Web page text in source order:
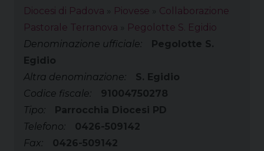
Diocesi di Padova Piovese
Collaborazione
Pastorale Terranova
Pegolotte S. Egidio
Denominazione ufficiale:
Pegolotte S.
Egidio
Altra denominazione:
S. Egidio
Codice fiscale:
91004750278
Tipo:
Parrocchia Diocesi PD
Telefono:
0426-509142
Fax:
0426-509142